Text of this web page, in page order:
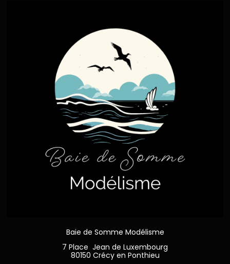
Baie de Somme Modélisme
7 Place Jean de Luxembourg
80150 Crécy en Ponthieu